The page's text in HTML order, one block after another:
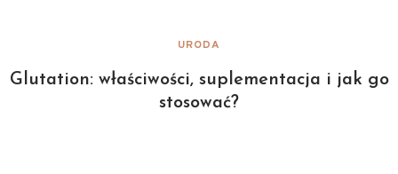
URODA
Glutation: właściwości, suplementacja i jak go
stosować?